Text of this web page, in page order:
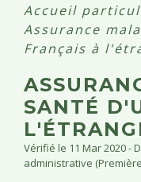
Accueil
Assurance
Français à
SANTÉ
Vérifié le 11 Mar 2020 -
administrative